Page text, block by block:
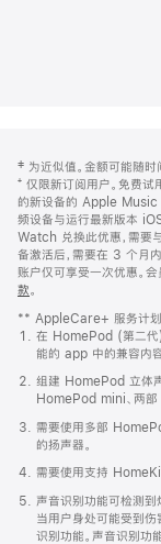
页
页
脚
注
‡ 为近似值。金额可能随时
⁺ 仅限新订阅用户。免费
的新设备的 Apple Music
频设备与运行最新版本
Watch 兑换此优惠，需要
备激活后，需要在 3 个月
账户仅可享受一次优惠。
款。
窗
口
中
打
开)
** AppleCare+ 服务计划
在 HomePod (第二代
能的 app 中的兼容内
组建 HomePod 立体
HomePod mini、两
需要使用多部
的扬声器。
需要使用支持
声音识别功能可检测到
当用户身处可能受到伤
识别功能。声音识别功